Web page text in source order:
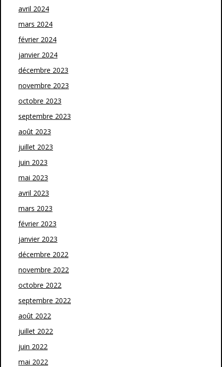
avril 2024
mars 2024
février 2024
janvier 2024
décembre 2023
novembre 2023
octobre 2023
septembre 2023
août 2023
juillet 2023
juin 2023
mai 2023
avril 2023
mars 2023
février 2023
janvier 2023
décembre 2022
novembre 2022
octobre 2022
septembre 2022
août 2022
juillet 2022
juin 2022
mai 2022